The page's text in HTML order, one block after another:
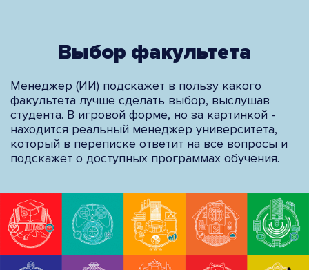
Выбор факультета
Менеджер (ИИ) подскажет в пользу какого
факультета лучше сделать выбор, выслушав
студента. В игровой форме, но за картинкой -
находится реальный менеджер университета,
который в переписке ответит на все вопросы и
подскажет о доступных программах обучения.